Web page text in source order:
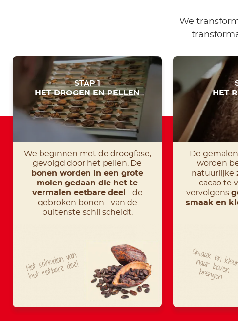
We
STAP 1
HET DROGEN EN PELLEN
We beginnen met de droogfase,
gevolgd door het pellen. De
bonen worden in een grote
molen gedaan die het te
vermalen eetbare deel
- de
gebroken bonen - van de
buitenste schil scheidt.
Het
sc
heiden
van
het
eetbare
deel
HET
De
worden
natuurlijke
cacao te
vervolgens
smaak en
Smaak en
naar
boven
brengen